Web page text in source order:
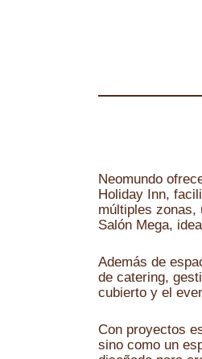
Neomundo
Holiday Inn,
múltiples zonas,
Salón Mega,
Además de
de catering,
cubierto y el
Con proyectos
sino como un